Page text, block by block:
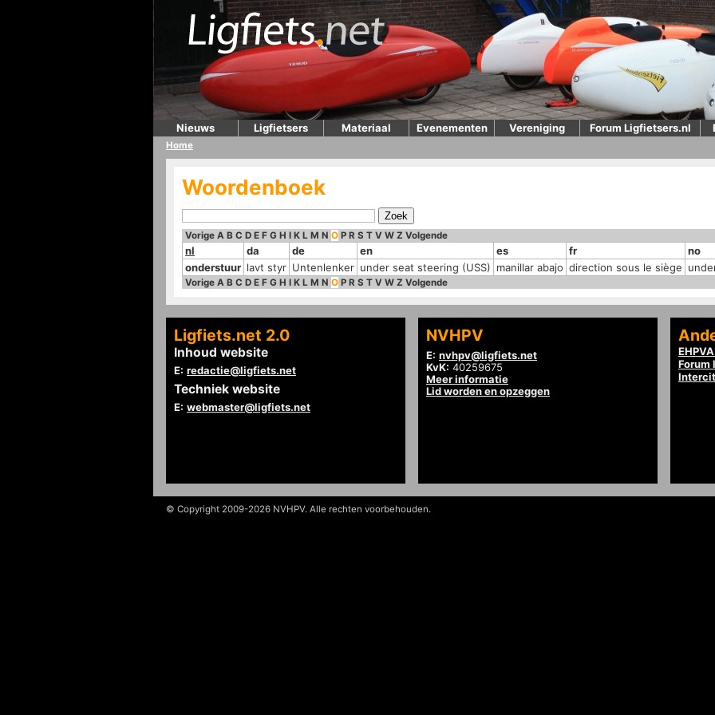
Nieuws Ligfietsers Materiaal Evenementen Vereniging Forum Ligfietsers.nl
Home
Woordenboek
Vorige A B C D E F G H I K L M N O P R S T V W Z Volgende
nl da de en es fr no
onderstuur lavt styr Untenlenker under seat steering (USS) manillar abajo direction sous le siège
Vorige A B C D E F G H I K L M N O P R S T V W Z Volgende
Ligfiets.net 2.0
Inhoud website
E: redactie@ligfiets.net
Techniek website
E: webmaster@ligfiets.net
NVHPV
E: nvhpv@ligfiets.net
KvK: 40259675
Meer informatie
Lid worden en opzeggen
Forum
© Copyright 2009-2026 NVHPV. Alle rechten voorbehouden.